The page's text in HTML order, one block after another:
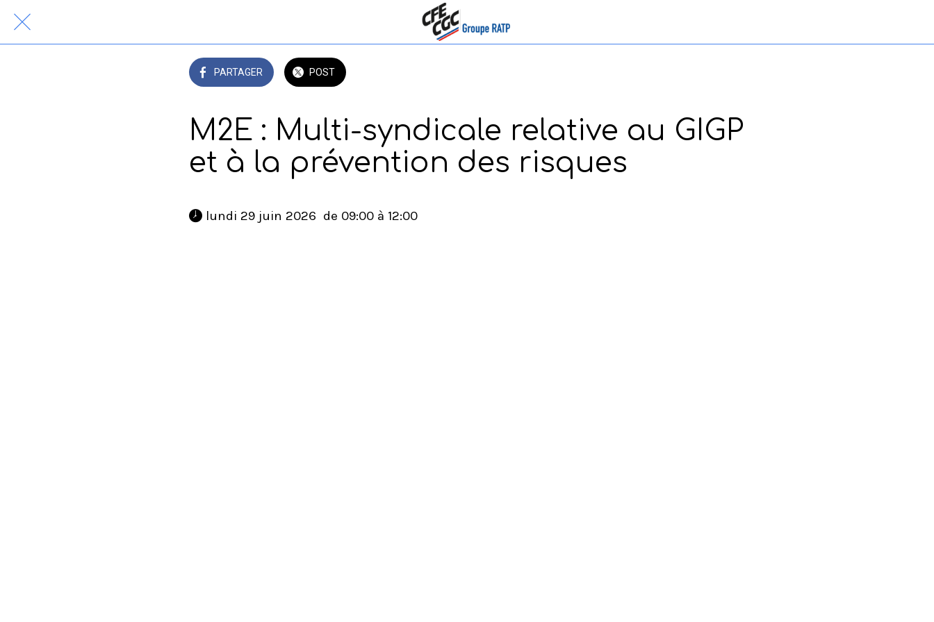
PARTAGER POST
M2E : Multi-syndicale relative au GIGP
et à la prévention des risques
lundi 29 juin 2026  de 09:00 à 12:00